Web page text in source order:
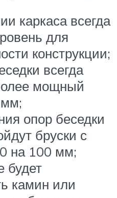
каркаса всегда
для
конструкции;
всегда
мощный
опор беседки
бруски с
на 100 мм;
будет
камин или